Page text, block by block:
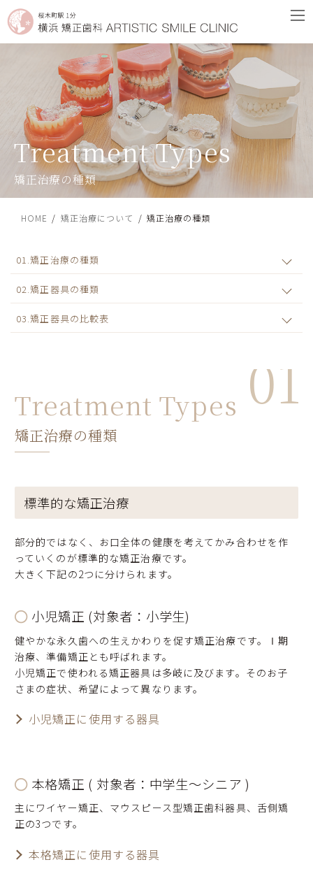
ン
テ
ビ
ゲ
矯正治療の種類
HOME 矯正治療について 矯正治療の種類
01.矯正治療の種類
02.矯正器具の種類
03.矯正器具の比較表
Treatment Types 01
矯正治療の種類
標準的な矯正治療
部分的ではなく、お口全体の健康を考えてかみ合わせを作
っていくのが標準的な矯正治療です。
大きく下記の2つに分けられます。
小児矯正 (対象者：小学生)
健やかな永久歯への生えかわりを促す矯正治療です。Ⅰ期
治療、準備矯正とも呼ばれます。
小児矯正で使われる矯正器具は多岐に及びます。そのお子
さまの症状、希望によって異なります。
小児矯正に使用する器具
本格矯正 ( 対象者：中学生～シニア )
主にワイヤー矯正、マウスピース型矯正歯科器具、舌側矯
正の3つです。
本格矯正に使用する器具